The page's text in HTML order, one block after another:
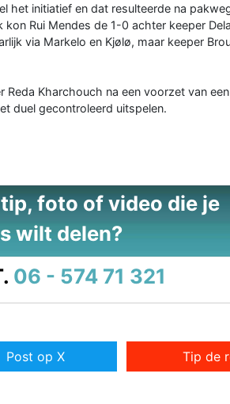
het initiatief en dat resulteerde na
Rui Mendes de 1-0 achter keeper
via Markelo en Kjølø, maar keeper
Kharchouch na een voorzet van
duel gecontroleerd uitspelen.
foto of video die je
wilt delen?
06 - 574 71 321
Post op X Tip de